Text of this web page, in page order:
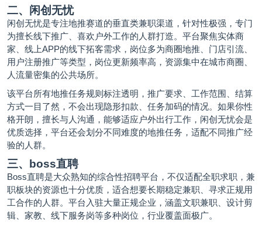
二、闲创无忧
闲创无忧是专注地推赛道的垂直类兼职渠道，针对性极强，专门
为擅长线下推广、喜欢户外工作的人群打造。平台聚焦实体商
家、线上APP的线下拓客需求，岗位多为商圈地推、门店引流、
用户注册推广等类型，岗位更新频率高，资源集中在城市商圈、
人流量密集的公共场所。
该平台所有地推任务规则标注透明，推广要求、工作范围、结算
方式一目了然，不会出现隐形扣款、任务加码的情况。如果你性
格开朗，擅长与人沟通，能够适应户外出行工作，闲创无忧会是
优质选择，平台还会划分不同难度的地推任务，适配不同推广经
验的人群。
三、boss直聘
Boss直聘是大众熟知的综合性招聘平台，不仅适配全职求职，兼
职板块的资源也十分优质，适合想要长期稳定兼职、寻求正规用
工合作的人群。平台入驻大量正规企业，涵盖文职兼职、设计剪
辑、家教、线下服务岗等多种岗位，行业覆盖面极广。